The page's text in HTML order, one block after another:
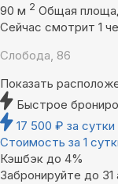
90 м 2 Общая
Сейчас смотрит 1
Слобода, 86
Показать
Быстрое
17 500 ₽ за сутки
Стоимость за 1
Кэшбэк до 4%
Забронируйте до